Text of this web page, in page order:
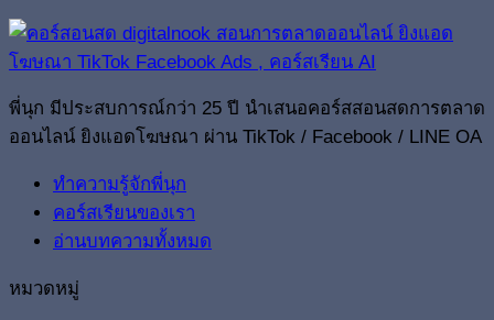
พี่นุก มีประสบการณ์กว่า 25 ปี นำเสนอคอร์สสอนสดการตลาด
ออนไลน์ ยิงแอดโฆษณา ผ่าน TikTok / Facebook / LINE OA
ทำความรู้จักพี่นุก
คอร์สเรียนของเรา
อ่านบทความทั้งหมด
หมวดหมู่